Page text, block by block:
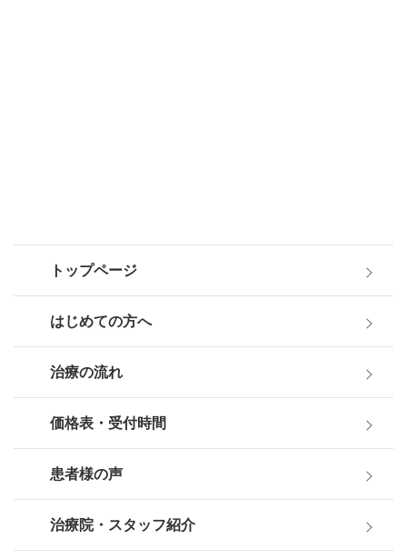
トップページ
はじめての方へ
治療の流れ
価格表・受付時間
患者様の声
治療院・スタッフ紹介